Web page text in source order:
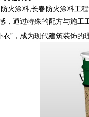
火涂料,长春防火涂料工
通过特殊的配方与施
”，成为现代建筑装饰的